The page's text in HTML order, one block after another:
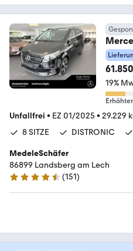
MBUX
19%
Unfallfrei • EZ 01/2025 • 29.229
8 SITZE
DISTRONIC
MedeleSchäfer
86899 Landsberg am Lech
4.7 Sterne
(151)